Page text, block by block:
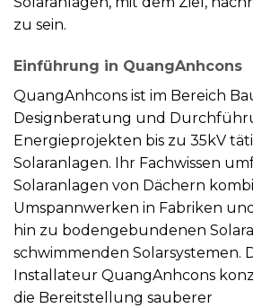
zu sein.
Einführung in QuangAnhcons
QuangAnhcons ist im Bereich
Designberatung und
Energieprojekten bis zu 35kV
Solaranlagen. Ihr Fachwissen
Solaranlagen von Dächern
Umspannwerken in Fabriken
hin zu bodengebundenen
schwimmenden Solarsystemen.
Installateur QuangAnhcons
die Bereitstellung sauberer